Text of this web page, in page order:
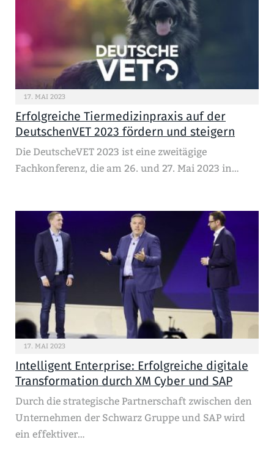
17. MAI 2023
Erfolgreiche Tiermedizinpraxis auf der
DeutschenVET 2023 fördern und steigern
Die DeutscheVET 2023 ist eine zweitägige
Fachkonferenz, die am 26. und 27. Mai 2023 in…
17. MAI 2023
Intelligent Enterprise: Erfolgreiche digitale
Transformation durch XM Cyber und SAP
Durch die strategische Partnerschaft zwischen den
Unternehmen der Schwarz Gruppe und SAP wird
ein effektiver…